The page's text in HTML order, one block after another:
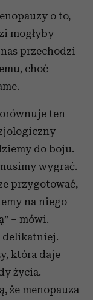
o to,
mogłyby
przechodzi
choć
ten
do boju.
wygrać.
przygotować,
na niego
– mówi.
delikatniej.
która daje
życia.
że menopauza